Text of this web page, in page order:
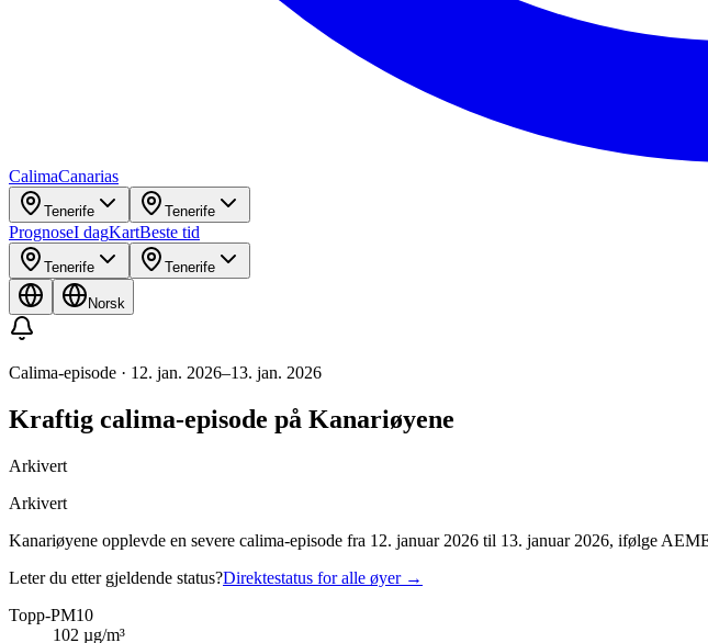
CalimaCanarias
Tenerife Tenerife
PrognoseI dagKartBeste tid
Tenerife Tenerife
Norsk
Calima-episode · 12. jan. 2026–13. jan. 2026
Kraftig calima-episode på Kanariøyene
Arkivert
Arkivert
Kanariøyene opplevde en severe calima-episode fra 12. januar 2026 til 13. januar 2026, ifølge
Leter du etter gjeldende status?Direktestatus for alle øyer→
Topp-PM10
102 µg/m³